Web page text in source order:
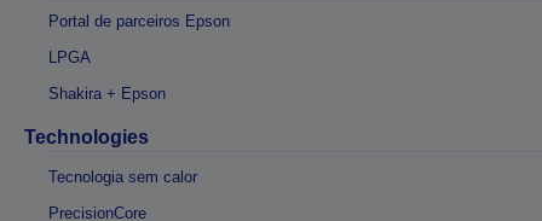
Portal de parceiros Epson
LPGA
Shakira + Epson
Technologies
Tecnologia sem calor
PrecisionCore